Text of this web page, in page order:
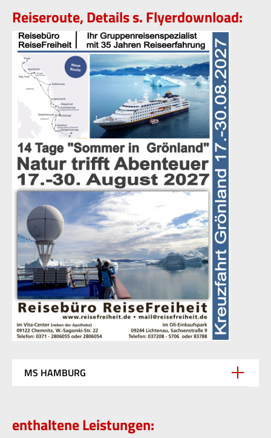
Reiseroute, Details s. Flyerdownload:
MS HAMBURG
enthaltene Leistungen: